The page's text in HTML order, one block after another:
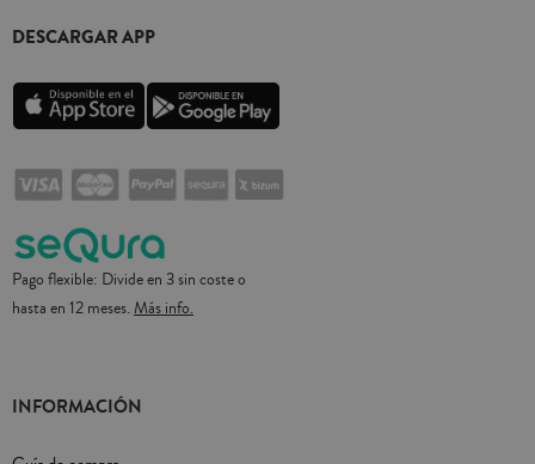
DESCARGAR APP
Pago flexible: Divide en 3 sin coste o
hasta en 12 meses. Más info.
INFORMACIÓN